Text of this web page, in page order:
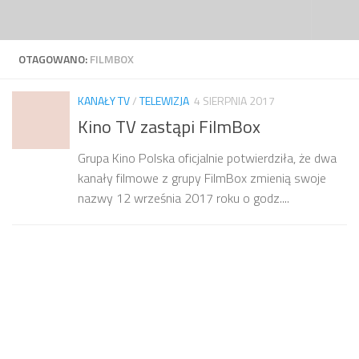
OTAGOWANO:FILMBOX
KANAŁY TV/TELEWIZJA 4 SIERPNIA 2017
Kino TV zastąpi FilmBox
Grupa Kino Polska oficjalnie potwierdziła, że dwa
kanały filmowe z grupy FilmBox zmienią swoje
nazwy 12 września 2017 roku o godz....